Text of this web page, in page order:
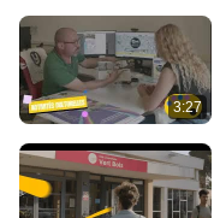
3:27